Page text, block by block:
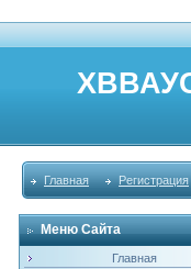
Главная Регистрация
Меню Сайта
Главная